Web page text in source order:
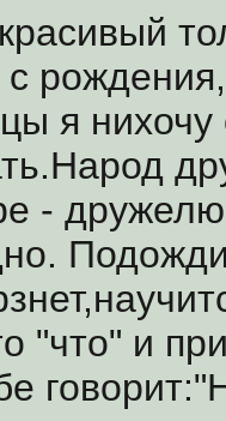
с
я нихочу
-
"что" и